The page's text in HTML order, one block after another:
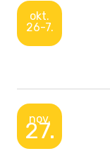
okt.
26-7.
nov.
27.